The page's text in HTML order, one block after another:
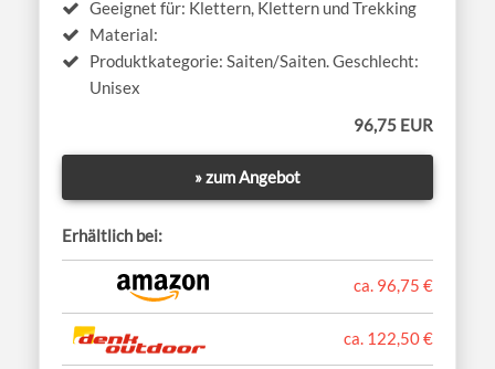
Geeignet für: Klettern, Klettern und Trekking
Material:
Produktkategorie: Saiten/Saiten. Geschlecht:
Unisex
96,75 EUR
» zum Angebot
Erhältlich bei:
ca. 96,75 €
ca. 122,50 €